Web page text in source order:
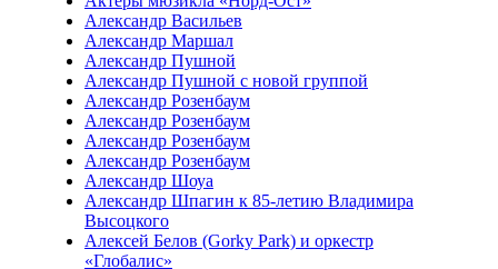
Александр Васильев
Александр Маршал
Александр Пушной
Александр Пушной с новой группой
Александр Розенбаум
Александр Розенбаум
Александр Розенбаум
Александр Розенбаум
Александр Шоуа
Александр Шпагин к 85-летию Владимира
Высоцкого
Алексей Белов (Gorky Park) и оркестр
«Глобалис»